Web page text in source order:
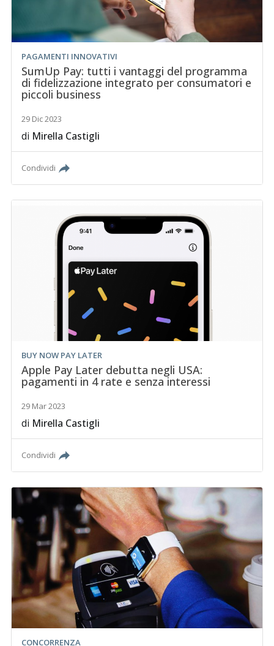
PAGAMENTI INNOVATIVI
SumUp Pay: tutti i vantaggi del programma
di fidelizzazione integrato per consumatori e
piccoli business
29 Dic 2023
di Mirella Castigli
Condividi
BUY NOW PAY LATER
Apple Pay Later debutta negli USA:
pagamenti in 4 rate e senza interessi
29 Mar 2023
di Mirella Castigli
Condividi
CONCORRENZA